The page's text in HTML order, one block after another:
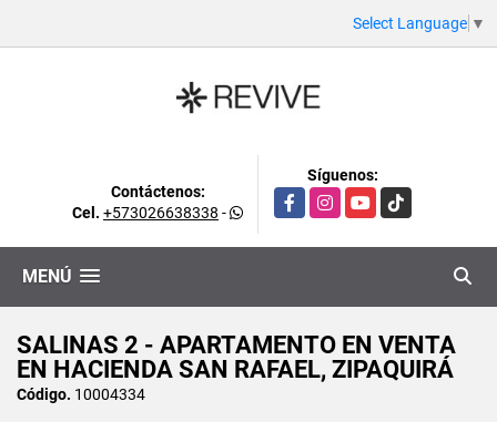
Select Language ▼
Contáctenos:
Cel. +573026638338 -
Síguenos:
FacebookInstagramYouTubeTikTok
MENÚ
SALINAS 2 - APARTAMENTO EN VENTA
EN HACIENDA SAN RAFAEL, ZIPAQUIRÁ
Código. 10004334